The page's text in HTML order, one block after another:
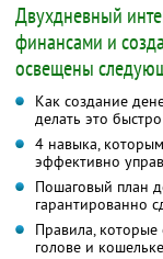
Двухдневный
финансами и
освещены
Как создание
делать это
4 навыка,
эффективно
Пошаговый план
гарантированно
Правила, которые
голове и